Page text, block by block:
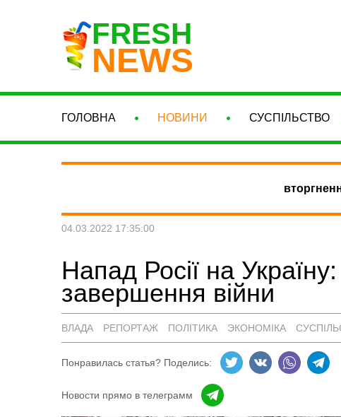
FRESH
NEWS
ГОЛОВНА НОВИНИ СУСПІЛЬСТВО
04.03.2022 17:35:00
Напад Росії на
завершення війни
ВЛАДА РЕПОРТАЖ ПОЛІТИКА ЭКОНОМІКА
Понравилась статья? Поделись:
Новости прямо в телеграмм